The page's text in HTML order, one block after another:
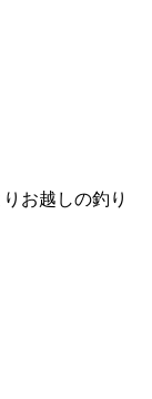
お越しの釣り